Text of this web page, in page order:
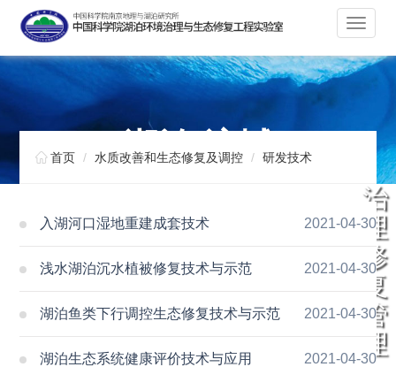
切
换
导
湖泊 流域
治
理
修
复
管
理
首页 水质改善和生态修复及调控 研发技术
入湖河口湿地重建成套技术 2021-04-30
浅水湖泊沉水植被修复技术与示范 2021-04-30
湖泊鱼类下行调控生态修复技术与示范 2021-04-30
湖泊生态系统健康评价技术与应用 2021-04-30